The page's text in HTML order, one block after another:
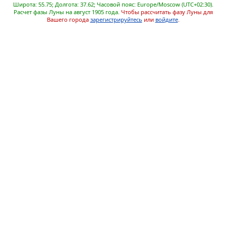
Широта: 55.75; Долгота: 37.62; Часовой пояс: Europe/Moscow (UTC+02:30).
Расчет фазы Луны на август 1905 года. Чтобы рассчитать фазу Луны для
Вашего города зарегистрируйтесь или войдите.